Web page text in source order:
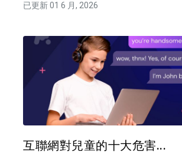
已更新 01 6 月, 2026
互聯網對兒童的十大危害...